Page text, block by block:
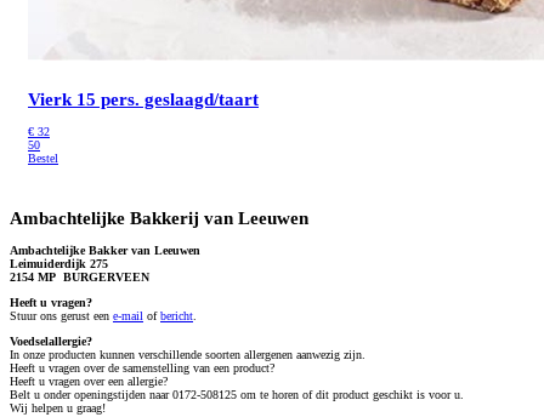
Vierk 15 pers. geslaagd/taart
€ 32
50
Bestel
Ambachtelijke Bakkerij van Leeuwen
Ambachtelijke Bakker van Leeuwen
Leimuiderdijk 275
2154 MP BURGERVEEN
Heeft u vragen?
Stuur ons gerust een e-mail ofbericht
Voedselallergie?
In onze producten kunnen verschillende soorten allergenen aanwezig zijn.
Heeft u vragen over de samenstelling van een product?
Heeft u vragen over een allergie?
Belt u onder openingstijden naar 0172-508125 om te horen of dit product geschikt is voor u.
Wij helpen u graag!